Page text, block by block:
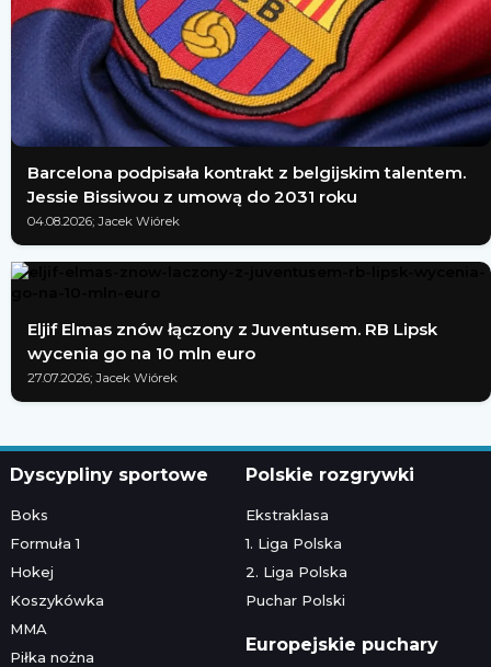
Barcelona podpisała kontrakt z belgijskim talentem.
Jessie Bissiwou z umową do 2031 roku
04.08.2026; Jacek Wiórek
Eljif Elmas znów łączony z Juventusem. RB Lipsk
wycenia go na 10 mln euro
27.07.2026; Jacek Wiórek
Dyscypliny sportowe
Boks
Formuła 1
Hokej
Koszykówka
MMA
Piłka nożna
Polskie rozgrywki
Ekstraklasa
1. Liga Polska
2. Liga Polska
Puchar Polski
Europejskie puchary